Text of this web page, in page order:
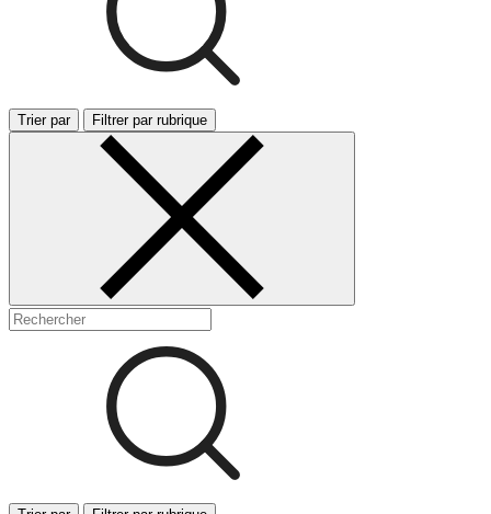
Trier par Filtrer par rubrique